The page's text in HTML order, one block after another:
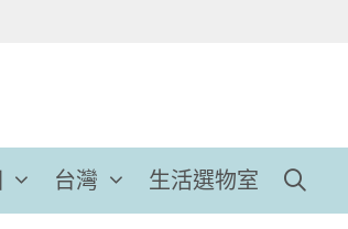
台灣 生活選物室